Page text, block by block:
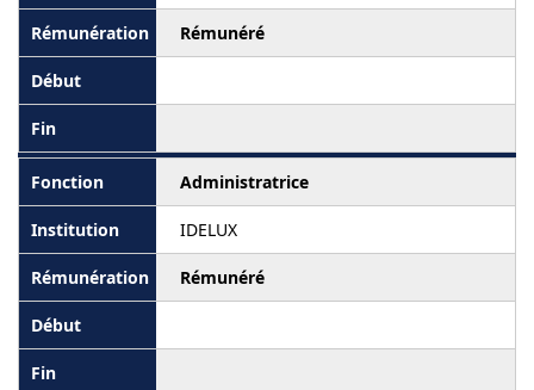
Rémunéré
Administratrice
IDELUX
Rémunéré